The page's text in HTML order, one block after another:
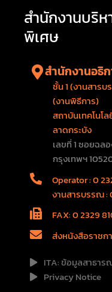
สำนักงานบริห
พิเศษ
สำนักงานอธิ
ชั้น 1 (งานสารบ
(งานพิธีการ)
สถาบันเทคโนโ
ลาดกระบัง
เลขที่ 1 ซอยฉล
กรุงเทพฯ
Operator : 0
งานสารบรรณ :
FAX: 0 2329
ส่งหนังสือราชก
ITA: ข้อมูลสาธาร
Privacy Notice